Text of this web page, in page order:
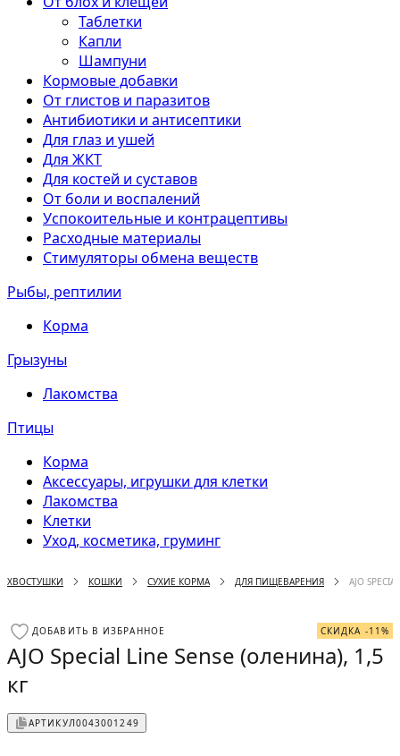
Таблетки
Капли
Шампуни
Кормовые добавки
От глистов и паразитов
Антибиотики и антисептики
Для глаз и ушей
Для ЖКТ
Для костей и суставов
От боли и воспалений
Успокоительные и контрацептивы
Расходные материалы
Стимуляторы обмена веществ
Рыбы, рептилии
Корма
Грызуны
Лакомства
Птицы
Корма
Аксессуары, игрушки для клетки
Лакомства
Клетки
Уход, косметика, груминг
ХВОСТУШКИ КОШКИ СУХИЕ КОРМА ДЛЯ ПИЩЕВАРЕНИЯ AJO
ДОБАВИТЬ В ИЗБРАННОЕ СКИДКА -11%
AJO Special Line Sense (оленина), 1,5
кг
АРТИКУЛ0043001249